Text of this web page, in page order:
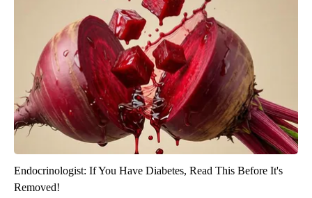
Endocrinologist: If You Have Diabetes, Read This Before It's
Removed!